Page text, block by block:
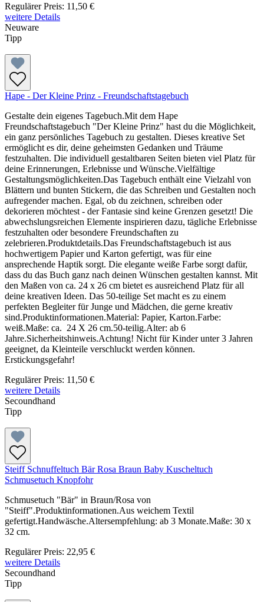
Regulärer Preis: 11,50 €
weitere Details
Neuware
Tipp
Hape - Der Kleine Prinz - Freundschaftstagebuch
Gestalte dein eigenes Tagebuch.Mit dem Hape
Freundschaftstagebuch "Der Kleine Prinz" hast du die Möglichkeit,
ein ganz persönliches Tagebuch zu gestalten. Dieses kreative Set
ermöglicht es dir, deine geheimsten Gedanken und Träume
festzuhalten. Die individuell gestaltbaren Seiten bieten viel Platz für
deine Erinnerungen, Erlebnisse und Wünsche.Vielfältige
Gestaltungsmöglichkeiten.Das Tagebuch enthält eine Vielzahl von
Blättern und bunten Stickern, die das Schreiben und Gestalten noch
aufregender machen. Egal, ob du zeichnen, schreiben oder
dekorieren möchtest - der Fantasie sind keine Grenzen gesetzt! Die
abwechslungsreichen Elemente inspirieren dazu, tägliche Erlebnisse
festzuhalten oder besondere Freundschaften zu
zelebrieren.Produktdetails.Das Freundschaftstagebuch ist aus
hochwertigem Papier und Karton gefertigt, was für eine
ansprechende Haptik sorgt. Die elegante weiße Farbe sorgt dafür,
dass du das Buch ganz nach deinen Wünschen gestalten kannst. Mit
den Maßen von ca. 24 x 26 cm bietet es ausreichend Platz für all
deine kreativen Ideen. Das 50-teilige Set macht es zu einem
perfekten Begleiter für Junge und Mädchen, die gerne kreativ
sind.Produktinformationen.Material: Papier, Karton.Farbe:
weiß.Maße: ca. 24 X 26 cm.50-teilig.Alter: ab 6
Jahre.Sicherheitshinweis.Achtung! Nicht für Kinder unter 3 Jahren
geeignet, da Kleinteile verschluckt werden können.
Erstickungsgefahr!
Regulärer Preis: 11,50 €
weitere Details
Secoundhand
Tipp
Steiff Schnuffeltuch Bär Rosa Braun Baby Kuscheltuch
Schmusetuch Knopfohr
Schmusetuch "Bär" in Braun/Rosa von
"Steiff".Produktinformationen.Aus weichem Textil
gefertigt.Handwäsche.Altersempfehlung: ab 3 Monate.Maße: 30 x
32 cm.
Regulärer Preis: 22,95 €
weitere Details
Secoundhand
Tipp